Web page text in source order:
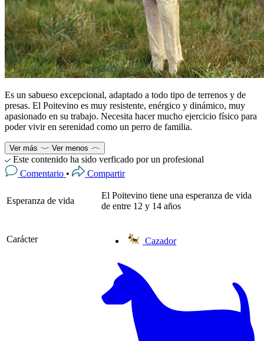
Es un sabueso excepcional, adaptado a todo tipo de terrenos y de
presas. El Poitevino es muy resistente, enérgico y dinámico, muy
apasionado en su trabajo. Necesita hacer mucho ejercicio físico para
poder vivir en serenidad como un perro de familia.
Ver más Ver menos
Este contenido ha sido verficado por un profesional
Comentario • Compartir
Esperanza de vida
El Poitevino tiene una esperanza de vida
de entre 12 y 14 años
Carácter Cazador